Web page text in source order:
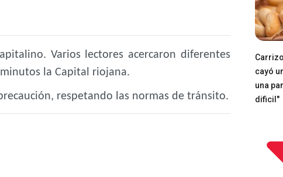
Varios lectores acercaron diferentes
la Capital riojana.
respetando las normas de tránsito.
cayó
una
dificil"